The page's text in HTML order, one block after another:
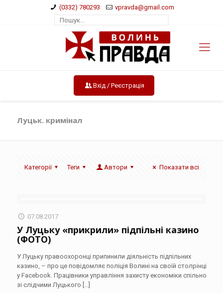
(0332) 780293 vpravda@gmail.com
Вхід / Реєстрація
Луцьк. кримінал
Категорії Теги Автори Показати всі
07.08.2017
У Луцьку «прикрили» підпільні казино
(ФОТО)
У Луцьку правоохоронці припинили діяльність підпільних
казино, – про це повідомляє поліція Волині на своїй столрінці
у Facebook. Працівники управління захисту економіки спільно
зі слідчими Луцького […]